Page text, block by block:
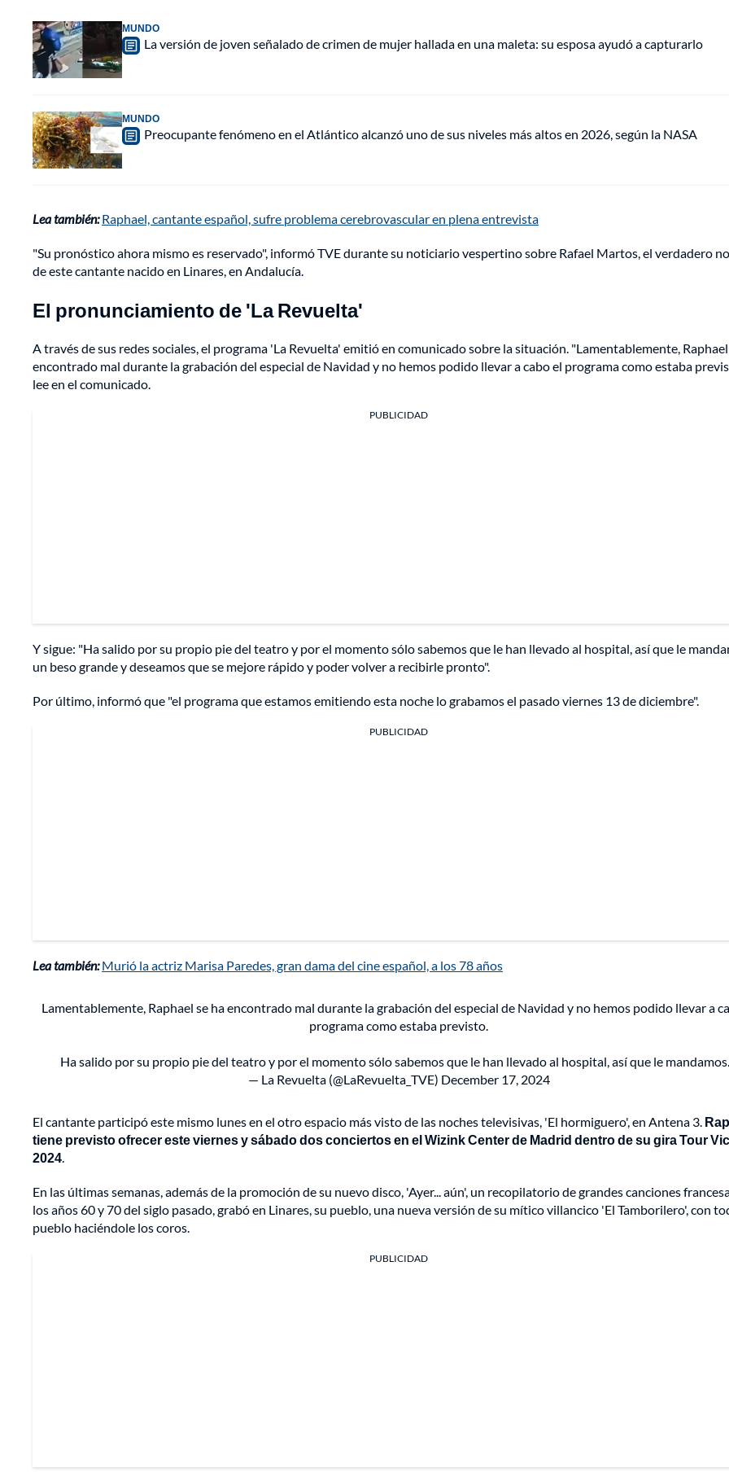
MUNDO
La versión de joven señalado de crimen de mujer hallada en una maleta: su esposa ayudó a capturarlo
MUNDO
Preocupante fenómeno en el Atlántico alcanzó uno de sus niveles más altos en 2026, según la NASA
Lea también: Raphael, cantante español, sufre problema cerebrovascular en plena entrevista
"Su pronóstico ahora mismo es reservado", informó TVE durante su noticiario vespertino sobre Rafael Martos, el verdadero
de este cantante nacido en Linares, en Andalucía.
El pronunciamiento de 'La Revuelta'
A través de sus redes sociales, el programa 'La Revuelta' emitió en comunicado sobre la situación. "Lamentablemente, Raphael
encontrado mal durante la grabación del especial de Navidad y no hemos podido llevar a cabo el programa como estaba
lee en el comunicado.
PUBLICIDAD
Y sigue: "Ha salido por su propio pie del teatro y por el momento sólo sabemos que le han llevado al hospital, así que le
un beso grande y deseamos que se mejore rápido y poder volver a recibirle pronto".
Por último, informó que "el programa que estamos emitiendo esta noche lo grabamos el pasado viernes 13 de diciembre".
PUBLICIDAD
Lea también: Murió la actriz Marisa Paredes, gran dama del cine español, a los 78 años
Lamentablemente, Raphael se ha encontrado mal durante la grabación del especial de Navidad y no hemos podido llevar a
programa como estaba previsto.
Ha salido por su propio pie del teatro y por el momento sólo sabemos que le han llevado al hospital, así que le
— La Revuelta (@LaRevuelta_TVE) December 17, 2024
El cantante participó este mismo lunes en el otro espacio más visto de las noches televisivas, 'El hormiguero', en Antena 3.
tiene previsto ofrecer este viernes y sábado dos conciertos en el Wizink Center de Madrid dentro de su gira Tour
2024.
En las últimas semanas, además de la promoción de su nuevo disco, 'Ayer... aún', un recopilatorio de grandes canciones
los años 60 y 70 del siglo pasado, grabó en Linares, su pueblo, una nueva versión de su mítico villancico 'El Tamborilero', con
pueblo haciéndole los coros.
PUBLICIDAD